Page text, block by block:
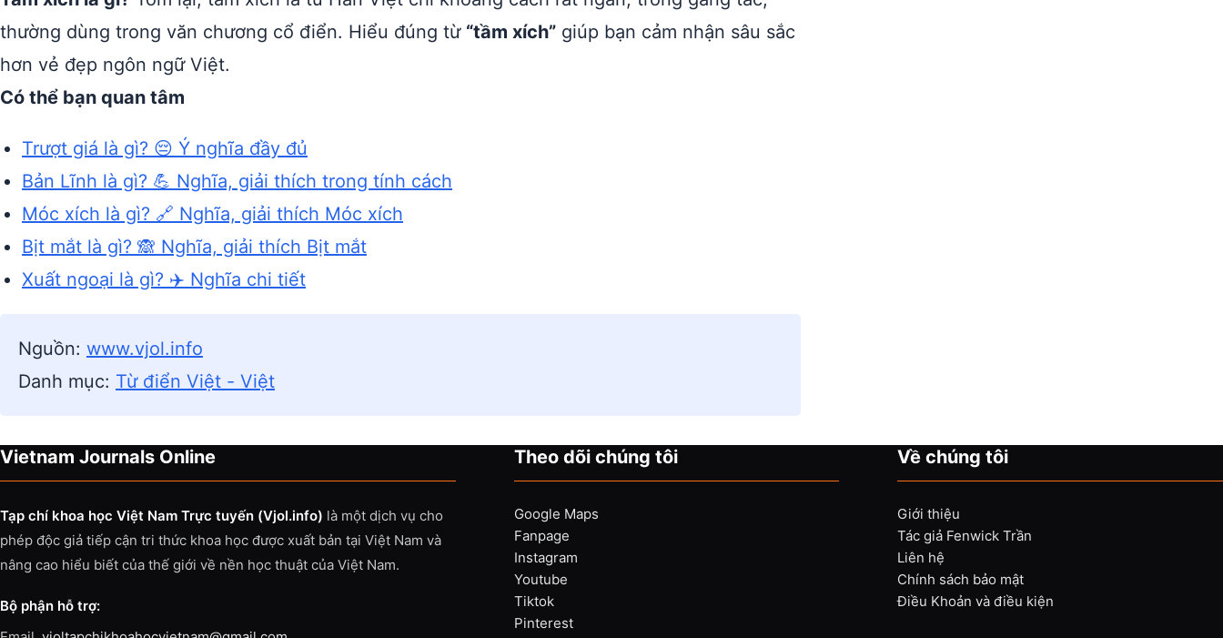
thường dùng trong văn chương cổ điển. Hiểu đúng từ “tầm xích” giúp bạn cảm nhận sâu sắc
hơn vẻ đẹp ngôn ngữ Việt.
Có thể bạn quan tâm
Trượt giá là gì? 😔 Ý nghĩa đầy đủ
Bản Lĩnh là gì? 💪 Nghĩa, giải thích trong tính cách
Móc xích là gì? 🔗 Nghĩa, giải thích Móc xích
Bịt mắt là gì? 🙈 Nghĩa, giải thích Bịt mắt
Xuất ngoại là gì? ✈️ Nghĩa chi tiết
Nguồn: www.vjol.info
Danh mục: Từ điển Việt - Việt
Vietnam Journals Online
Tạp chí khoa học Việt Nam Trực tuyến (Vjol.info) là một dịch vụ cho
phép độc giả tiếp cận tri thức khoa học được xuất bản tại Việt Nam và
nâng cao hiểu biết của thế giới về nền học thuật của Việt Nam.
Bộ phận hỗ trợ:
Theo dõi chúng tôi
Google Maps
Fanpage
Instagram
Youtube
Tiktok
Pinterest
Về chúng tôi
Giới thiệu
Tác giả Fenwick Trần
Liên hệ
Chính sách bảo mật
Điều Khoản và điều kiện